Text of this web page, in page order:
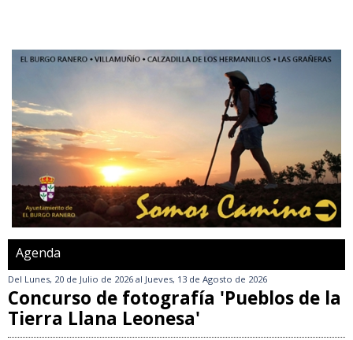
Agenda
Del Lunes, 20 de Julio de 2026 al Jueves, 13 de Agosto de 2026
Concurso de fotografía 'Pueblos de la
Tierra Llana Leonesa'